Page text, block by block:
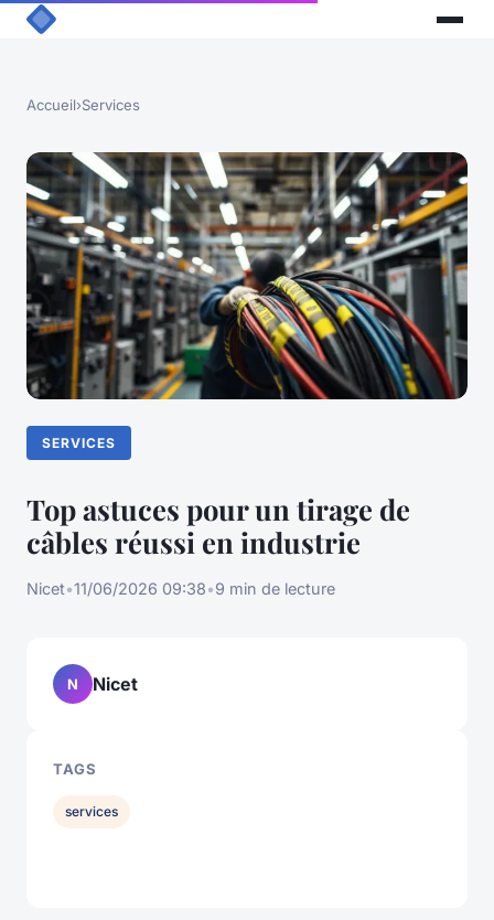
Accueil›Services
SERVICES
Top astuces pour un tirage de
câbles réussi en industrie
Nicet•11/06/2026 09:38•9 min de lecture
N Nicet
TAGS
services